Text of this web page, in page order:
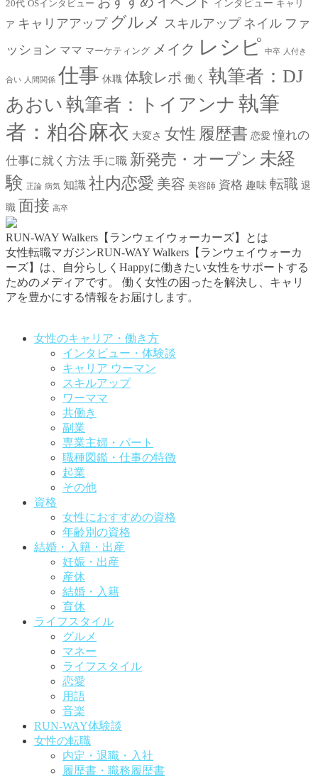
20代 OSインタビュー インタビュー キャリ
ア キャリアアップ グルメ スキルアップ ネイル ファ
ッション ママ マーケティング メイク レシピ 中卒 人付き
合い 人間関係 仕事 休職 体験レポ 働く 執筆者：DJ
あおい 執筆者：トイアンナ 執筆
者：粕谷麻衣 大変さ 女性 履歴書 恋愛 憧れの
仕事に就く方法 手に職 新発売・オープン 未経
験 正論 病気 知識 社内恋愛 美容 美容師 資格 趣味 転職 退
職 面接 高卒
RUN-WAY Walkers【ランウェイウォーカーズ】とは
女性転職マガジンRUN-WAY Walkers【ランウェイウォーカ
ーズ】は、自分らしくHappyに働きたい女性をサポートする
ためのメディアです。
働く女性の困ったを解決し、キャリ
アを豊かにする情報をお届けします。
女性のキャリア・働き方
インタビュー・体験談
キャリア ウーマン
スキルアップ
ワーママ
共働き
副業
専業主婦・パート
職種図鑑・仕事の特徴
起業
その他
資格
女性におすすめの資格
年齢別の資格
結婚・入籍・出産
妊娠・出産
産休
結婚・入籍
育休
ライフスタイル
グルメ
マネー
ライフスタイル
恋愛
用語
音楽
RUN-WAY体験談
女性の転職
内定・退職・入社
履歴書・職務履歴書